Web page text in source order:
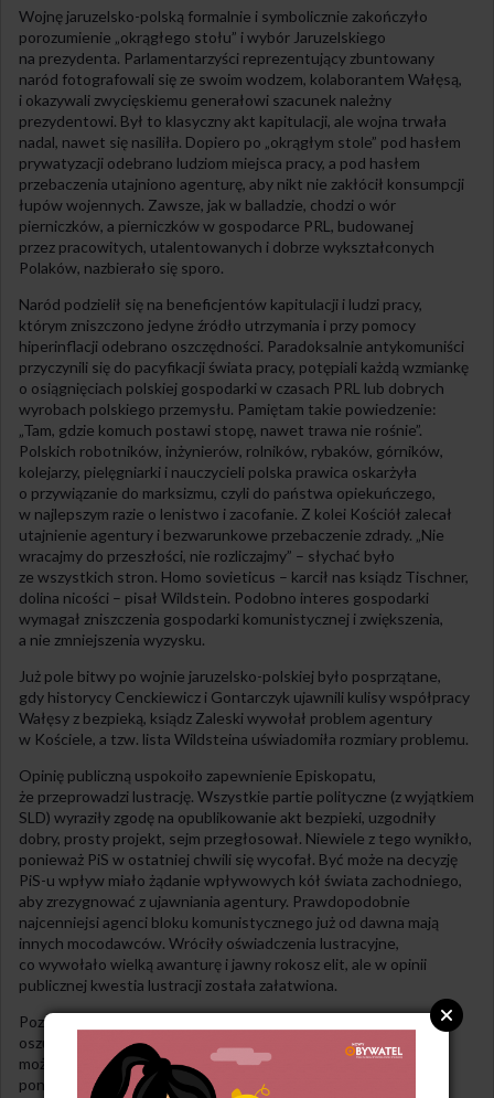
Wojnę jaruzelsko-polską formalnie i symbolicznie zakończyło
porozumienie „okrągłego stołu” i wybór Jaruzelskiego
na prezydenta. Parlamentarzyści reprezentujący zbuntowany
naród fotografowali się ze swoim wodzem, kolaborantem Wałęsą,
i okazywali zwycięskiemu generałowi szacunek należny
prezydentowi. Był to klasyczny akt kapitulacji, ale wojna trwała
nadal, nawet się nasiliła. Dopiero po „okrągłym stole” pod hasłem
prywatyzacji odebrano ludziom miejsca pracy, a pod hasłem
przebaczenia utajniono agenturę, aby nikt nie zakłócił konsumpcji
łupów wojennych. Zawsze, jak w balladzie, chodzi o wór
pierniczków, a pierniczków w gospodarce PRL, budowanej
przez pracowitych, utalentowanych i dobrze wykształconych
Polaków, nazbierało się sporo.
Naród podzielił się na beneficjentów kapitulacji i ludzi pracy,
którym zniszczono jedyne źródło utrzymania i przy pomocy
hiperinflacji odebrano oszczędności. Paradoksalnie antykomuniści
przyczynili się do pacyfikacji świata pracy, potępiali każdą wzmiankę
o osiągnięciach polskiej gospodarki w czasach PRL lub dobrych
wyrobach polskiego przemysłu. Pamiętam takie powiedzenie:
„Tam, gdzie komuch postawi stopę, nawet trawa nie rośnie”.
Polskich robotników, inżynierów, rolników, rybaków, górników,
kolejarzy, pielęgniarki i nauczycieli polska prawica oskarżyła
o przywiązanie do marksizmu, czyli do państwa opiekuńczego,
w najlepszym razie o lenistwo i zacofanie. Z kolei Kościół zalecał
utajnienie agentury i bezwarunkowe przebaczenie zdrady. „Nie
wracajmy do przeszłości, nie rozliczajmy” – słychać było
ze wszystkich stron. Homo sovieticus – karcił nas ksiądz Tischner,
dolina nicości – pisał Wildstein. Podobno interes gospodarki
wymagał zniszczenia gospodarki komunistycznej i zwiększenia,
a nie zmniejszenia wyzysku.
Już pole bitwy po wojnie jaruzelsko-polskiej było posprzątane,
gdy historycy Cenckiewicz i Gontarczyk ujawnili kulisy współpracy
Wałęsy z bezpieką, ksiądz Zaleski wywołał problem agentury
w Kościele, a tzw. lista Wildsteina uświadomiła rozmiary problemu.
Opinię publiczną uspokoiło zapewnienie Episkopatu,
że przeprowadzi lustrację. Wszystkie partie polityczne (z wyjątkiem
SLD) wyraziły zgodę na opublikowanie akt bezpieki, uzgodniły
dobry, prosty projekt, sejm przegłosował. Niewiele z tego wynikło,
ponieważ PiS w ostatniej chwili się wycofał. Być może na decyzję
PiS-u wpływ miało żądanie wpływowych kół świata zachodniego,
aby zrezygnować z ujawniania agentury. Prawdopodobnie
najcenniejsi agenci bloku komunistycznego już od dawna mają
innych mocodawców. Wróciły oświadczenia lustracyjne,
co wywołało wielką awanturę i jawny rokosz elit, ale w opinii
publicznej kwestia lustracji została załatwiona.
Pozostał problem Wałęsy. Naród uwielbiający wodza poczuł się
oszukany, nie mógł pogodzić się ze zdradą. Jakimś rozwiązaniem
może być zakończenie konfliktu między Wałęsą i Wyszkowskim,
ponieważ Krzysztofa stać na empatię wobec człowieka,